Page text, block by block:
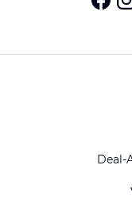
Deal-